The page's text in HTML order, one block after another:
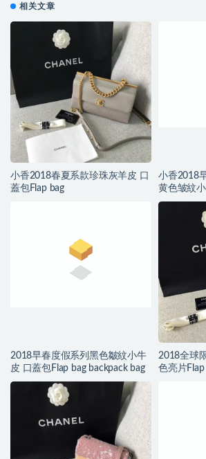
相关文章
小香2018春夏系款珍珠灰羊皮 口
蓋包Flap bag
小香2018
黄色皱紋
2018早春度假系列黑色皺紋小牛
皮 口蓋包Flap bag backpack bag
2018全球
色亮片